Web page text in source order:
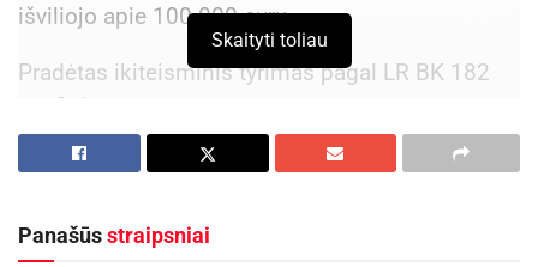
išviliojo apie 100 000 eurų.
Pradėtas ikiteisminis tyrimas pagal LR BK 182
str. 3 d.
Aktualios naujienos
Panevėžio pareigūnai surado Kupiškio rajono
sodyboje kanapių plantaciją
Skaityti toliau
Panašūsstraipsniai